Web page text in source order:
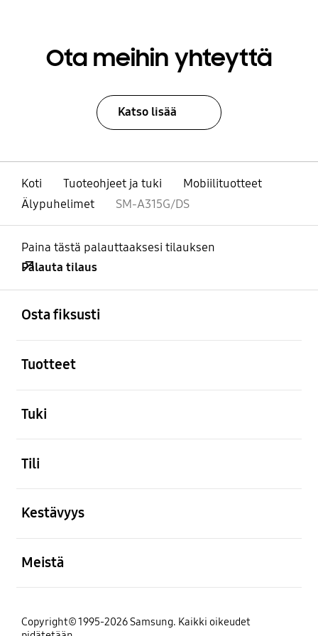
Ota meihin yhteyttä
Katso lisää
Koti Tuoteohjeet ja tuki
Mobiilituotteet
Älypuhelimet
SM-A315G/DS
Paina tästä palauttaaksesi tilauksen
Palauta tilaus
Osta fiksusti
Tuotteet
Tuki
Tili
Kestävyys
Meistä
Copyright© 1995-2026 Samsung. Kaikki oikeudet